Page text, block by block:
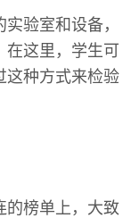
验室和设备，
这里，学生可
这种方式来检验
的榜单上，大致